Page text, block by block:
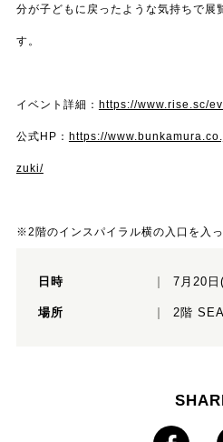
分が子どもに戻ったような気持ちで展
す。
イベント詳細： https://www.rise.sc/
公式HP： https://
zuki/
※2階のインスパイラル横の入口を入
日時 7月20
場所 2階